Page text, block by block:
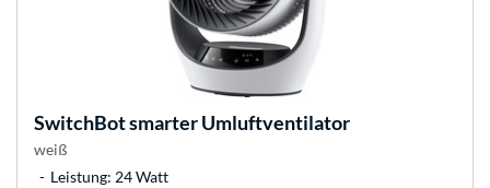
SwitchBotsmarter Umluftventilator
weiß
Leistung: 24 Watt